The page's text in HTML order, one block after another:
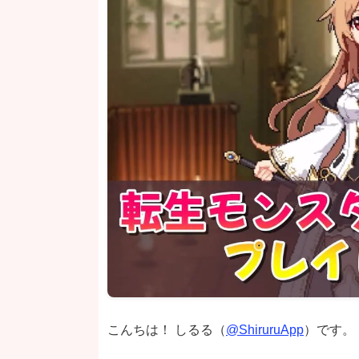
こんちは！ しるる（@ShiruruApp）です。